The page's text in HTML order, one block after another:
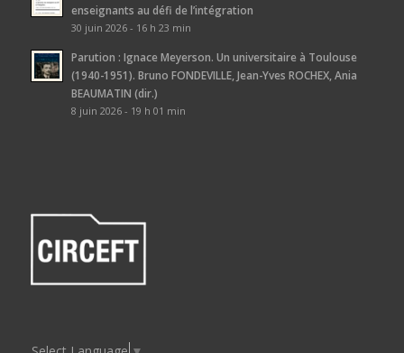
enseignants au défi de l’intégration
30 juin 2026 - 16 h 23 min
Parution : Ignace Meyerson. Un universitaire à Toulouse
(1940-1951). Bruno FONDEVILLE, Jean-Yves ROCHEX, Ania
BEAUMATIN (dir.)
8 juin 2026 - 19 h 01 min